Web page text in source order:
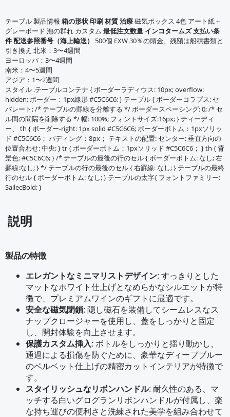
テーブル 製品情報 箱の形状 印刷材質治療磁気ボックス 4色 アート紙＋
グレーボード 泡の群れ カスタム 最低注文数量 インコタームズ支払い条
件配送参照番号（海上輸送）
500個 EXW 30％の頭金、残額は船積書類と
引き換え 北米：3〜4週間
ヨーロッパ：3〜4週間
南米：4〜5週間
アジア：1〜2週間
スタイル .テーブルコンテナ { ボーダーラディウス: 10px; overflow:
hidden; ボーダー：1px線形 #C5C6C6; } テーブル { ボーダーコラプス: セ
パレート; /* テーブルの罫線を分離する */ ボーダースペーシング: 0; /* セ
ル間の間隔を削除する */ 幅: 100%; フォントサイズ:16px; } ティーディ
ー、 th { ボーダー-right: 1px solid #C5C6C6; ボーダーボトム：1pxソリッ
ド #C5C6C6； パディング：8px； テキストの配置: センター; 垂直方向の
位置合わせ: 中央; } tr { ボーダーボトム：1pxソリッド #C5C6C6； } th { 背
景色: #C5C6C6; } /* テーブルの最後の行のセル { ボーダーボトム: なし; 右
罫線:なし; } */ テーブルの行の最後のセル { 右罫線: なし; } テーブルの最終
行のセル { ボーダーボトム: なし; } テーブルの太字{ フォントファミリー:
SailecBold; }
説明
製品の特徴
エレガントなミニマリストデザイン: すっきりとした
マットなホワイト仕上げとなめらかなシルエットが特
徴で、プレミアムワインのギフトに最適です。
安全な磁気閉鎖: 隠し磁石を装備してシームレスなス
ナップクロージャーを使用し、蓋をしっかりと固定
し、開封体験を向上させます。
保護カスタム挿入: ボトルをしっかりと揺り動かし、
通過による損傷を防ぐために、豪華なディープブルー
のベルベット仕上げの精密カットインテリアが特徴で
す。
スタイリッシュなリボンハンドル: 耐久性のある、マ
ッチする白いグログランリボンハンドルが付属し、楽
な持ち運びの便利さと洗練された美学を組み合わせて